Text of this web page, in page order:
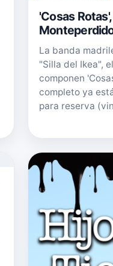
'Cosas
La banda
"Silla del Ikea",
componen
completo ya
para reserva